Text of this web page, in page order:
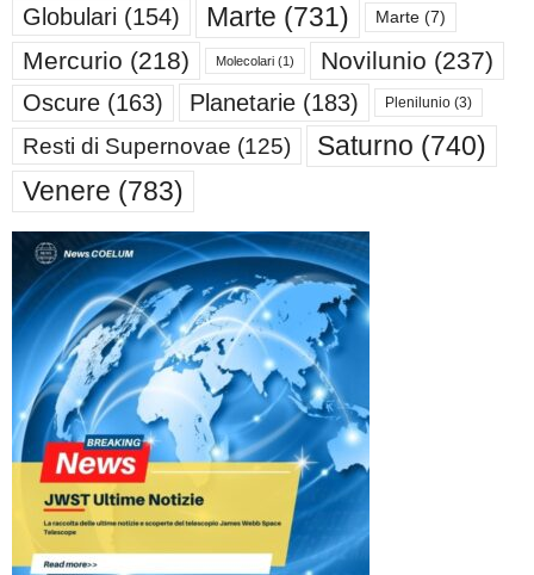
Globulari (154) Marte (731) Marte (7)
Mercurio (218) Molecolari (1) Novilunio (237)
Oscure (163) Planetarie (183) Plenilunio (3)
Resti di Supernovae (125) Saturno (740)
Venere (783)